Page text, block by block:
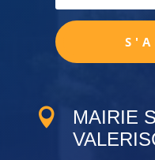

MAIRIE